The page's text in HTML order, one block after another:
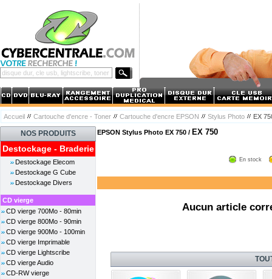
Accueil Cartouche d'encre - Toner Cartouche d'encre EPSON Stylus Photo EX
NOS PRODUITS
Destockage - Braderie
Destockage Elecom
Destockage G Cube
Destockage Divers
CD vierge
CD vierge 700Mo - 80min
CD vierge 800Mo - 90min
CD vierge 900Mo - 100min
CD vierge Imprimable
CD vierge Lightscribe
CD vierge Audio
CD-RW vierge
EPSON Stylus Photo EX 750 / EX 750
En stock
Aucun article